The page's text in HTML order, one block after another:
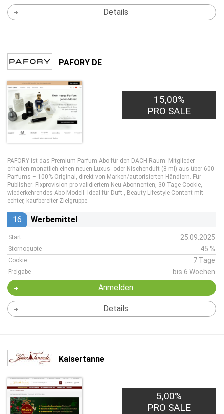
Details
PAFORY DE
20,00€
PRO LEAD
15,00%
PRO SALE
PAFORY ist das Premium-Parfum-Abo für den DACH-Raum: Mitglieder
erhalten monatlich einen neuen Luxus- oder Nischenduft (8 ml) aus über 600
Parfums – 100% Original, direkt von Marken/autorisierten Händlern. Für
Publisher: Fixprovision pro validiertem Neu-Abonnenten, 30 Tage Cookie,
wiederkehrendes Abo-Modell. Ideal für Duft-, Beauty-Lifestyle-Content mit
echter, kaufbereiter Zielgruppe.
16 Werbemittel
Start 25.09.2025
Stornoquote 45 %
Cookie 7 Tage
Freigabe bis 6 Wochen
Anmelden
Details
Kaisertanne
5,00%
PRO SALE